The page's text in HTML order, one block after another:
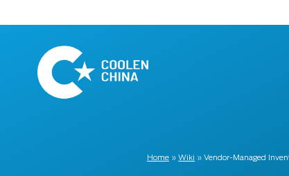
hoofdinhoud
Home
Home » Wiki » Vendor-Managed